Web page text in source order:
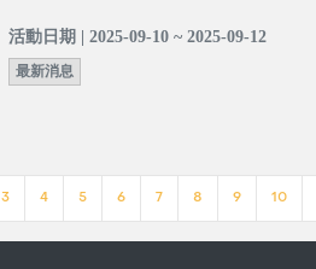
活動日期 | 2025-09-10 ~ 2025-09-12
最新消息
3 4 5 6 7 8 9 10